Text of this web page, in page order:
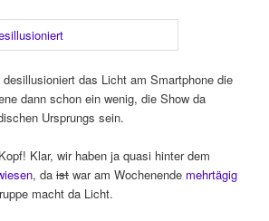
das Licht am Smartphone die
dann schon ein wenig, die Show da
Ursprungs sein.
Klar, wir haben ja quasi hinter dem
, daist war am Wochenende mehrtägig
macht da Licht.